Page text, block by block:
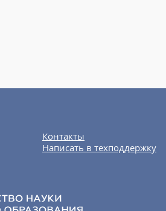
Контакты
Написать в техподдержку